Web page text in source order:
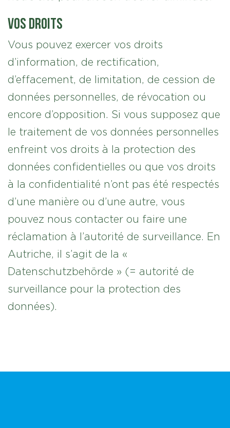
Vos droits
Vous pouvez exercer vos droits
d’information, de rectification,
d’effacement, de limitation, de cession de
données personnelles, de révocation ou
encore d’opposition. Si vous supposez que
le traitement de vos données personnelles
enfreint vos droits à la protection des
données confidentielles ou que vos droits
à la confidentialité n’ont pas été respectés
d’une manière ou d’une autre, vous
pouvez nous contacter ou faire une
réclamation à l’autorité de surveillance. En
Autriche, il s’agit de la «
Datenschutzbehörde » (= autorité de
surveillance pour la protection des
données).